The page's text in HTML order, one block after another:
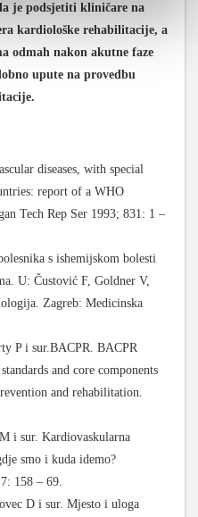
je podsjetiti kliničare na
kardiološke rehabilitacije, a
odmah nakon akutne faze
upute na provedbu
diseases, with special
report of a WHO
Tech Rep Ser 1993; 831: 1 –
s ishemijskom bolesti
U: Čustović F, Goldner V,
Zagreb: Medicinska
P i sur.BACPR. BACPR
and core components
and rehabilitation.
i sur. Kardiovaskularna
smo i kuda idemo?
158 – 69.
D i sur. Mjesto i uloga